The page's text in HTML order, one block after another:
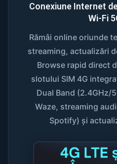
Conexiune Internet
Wi-Fi
Rămâi online oriunde
streaming, actualizări
Browse rapid direct
slotului SIM 4G
Dual Band (2.4GHz/
Waze, streaming
Spotify) și